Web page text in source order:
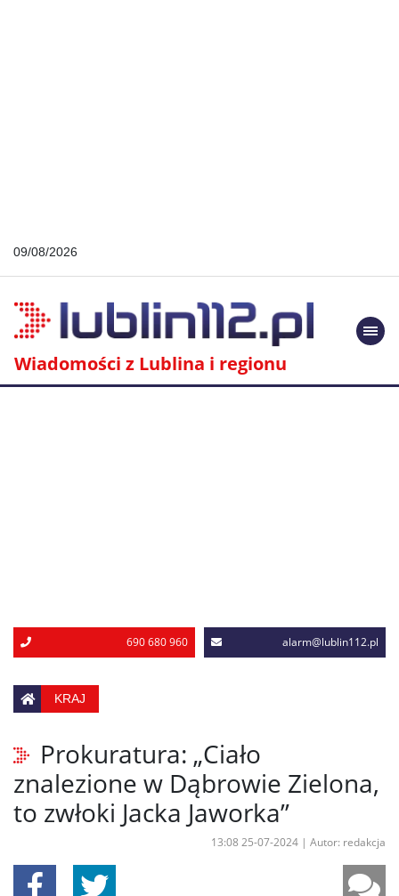
09/08/2026
Wiadomości z Lublina i regionu
690 680 960 alarm@lublin112.pl
KRAJ
Prokuratura: „Ciało
znalezione w Dąbrowie Zielona,
to zwłoki Jacka Jaworka”
13:08 25-07-2024 | Autor: redakcja